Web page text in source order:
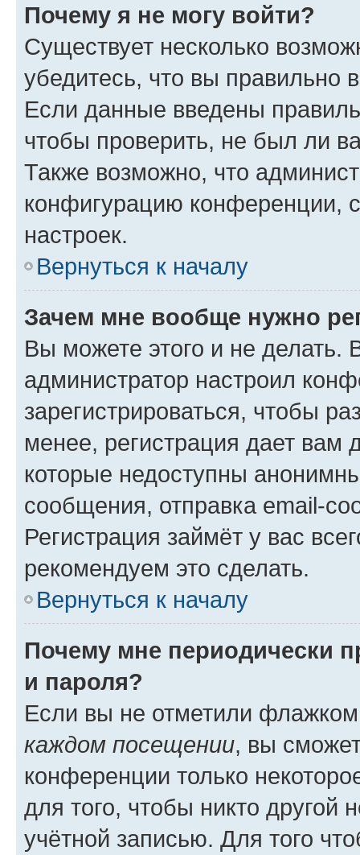
Почему я не могу войти?
Существует несколько
убедитесь, что вы правильно
Если данные введены
чтобы проверить, не был ли
Также возможно, что
конфигурацию конференции,
настроек.
Вернуться к началу
Зачем мне вообще нужно
Вы можете этого и не делать.
администратор настроил
зарегистрироваться, чтобы
менее, регистрация дает вам
которые недоступны
сообщения, отправка email-
Регистрация займёт у вас
рекомендуем это сделать.
Вернуться к началу
Почему мне периодически
и пароля?
Если вы не отметили
каждом посещении, вы
конференции только
для того, чтобы никто другой
учётной записью. Для того